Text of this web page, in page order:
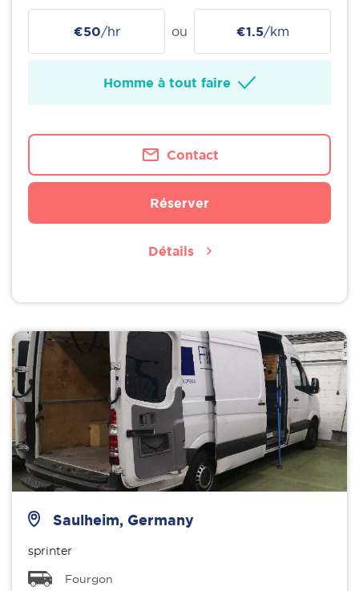
€50/hr ou €1.5/km
Homme à tout faire
Contact
Réserver
Détails
Saulheim, Germany
sprinter
Fourgon